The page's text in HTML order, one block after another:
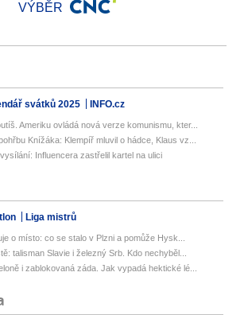
VÝBĚR
svátků 2025 INFO.cz
Ameriku ovládá nová verze komunismu, kter...
Knížáka: Klempíř mluvil o hádce, Klaus vz...
Influencera zastřelil kartel na ulici
Liga mistrů
o místo: co se stalo v Plzni a pomůže Hysk...
talisman Slavie i železný Srb. Kdo nechyběl...
i zablokovaná záda. Jak vypadá hektické lé...